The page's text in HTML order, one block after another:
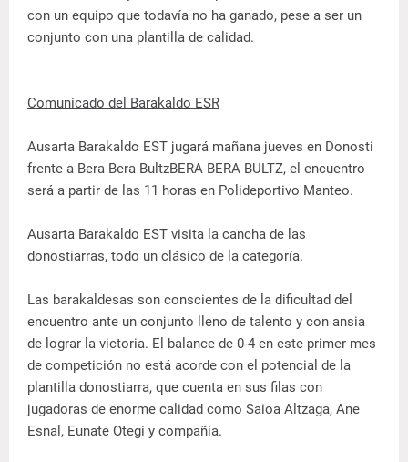
con un equipo que todavía no ha ganado, pese a ser un
conjunto con una plantilla de calidad.
Comunicado del Barakaldo ESR
Ausarta Barakaldo EST jugará mañana jueves en Donosti
frente a Bera Bera BultzBERA BERA BULTZ, el encuentro
será a partir de las 11 horas en Polideportivo Manteo.
Ausarta Barakaldo EST visita la cancha de las
donostiarras, todo un clásico de la categoría.
Las barakaldesas son conscientes de la dificultad del
encuentro ante un conjunto lleno de talento y con ansia
de lograr la victoria. El balance de 0-4 en este primer mes
de competición no está acorde con el potencial de la
plantilla donostiarra, que cuenta en sus filas con
jugadoras de enorme calidad como Saioa Altzaga, Ane
Esnal, Eunate Otegi y compañía.